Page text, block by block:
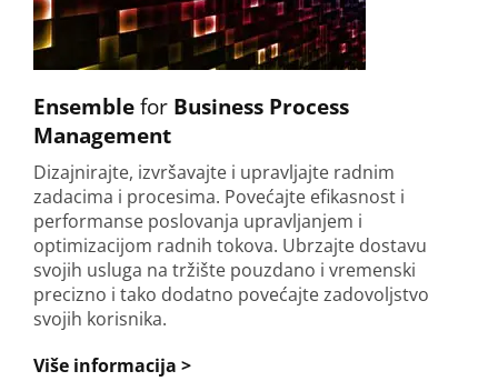
Ensemblefor Business Process
Management
Dizajnirajte, izvršavajte i upravljajte radnim
zadacima i procesima. Povećajte efikasnost i
performanse poslovanja upravljanjem i
optimizacijom radnih tokova. Ubrzajte dostavu
svojih usluga na tržište pouzdano i vremenski
precizno i tako dodatno povećajte zadovoljstvo
svojih korisnika.
Više informacija >